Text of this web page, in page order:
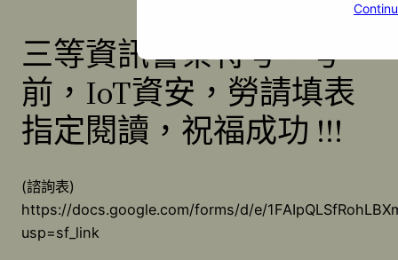
三等資訊警察特考，考
前，IoT資安，勞請填表
指定閱讀，祝福成功 !!!
(諮詢表)
https://docs.google.com/forms/d/e/
usp=sf_link